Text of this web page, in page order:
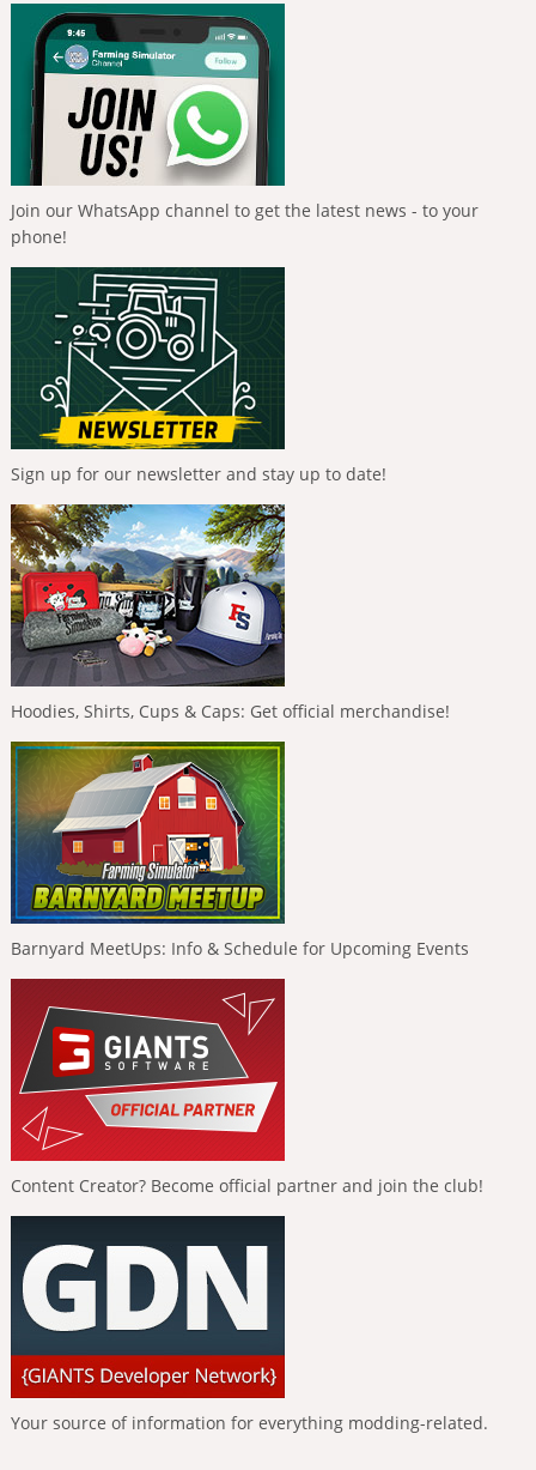
Join our WhatsApp channel to get the latest news - to your
phone!
Sign up for our newsletter and stay up to date!
Hoodies, Shirts, Cups & Caps: Get official merchandise!
Barnyard MeetUps: Info & Schedule for Upcoming Events
Content Creator? Become official partner and join the club!
Your source of information for everything modding-related.